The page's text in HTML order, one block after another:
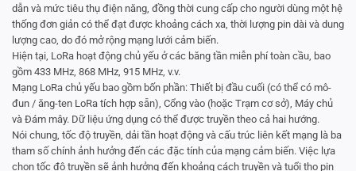
dẫn và mức tiêu thụ điện năng, đồng thời cung cấp cho người dùng một hệ
thống đơn giản có thể đạt được khoảng cách xa, thời lượng pin dài và dung
lượng cao, do đó mở rộng mạng lưới cảm biến.
Hiện tại, LoRa hoạt động chủ yếu ở các băng tần miễn phí toàn cầu, bao
gồm 433 MHz, 868 MHz, 915 MHz, v.v.
Mạng LoRa chủ yếu bao gồm bốn phần: Thiết bị đầu cuối (có thể có mô-
đun / ăng-ten LoRa tích hợp sẵn), Cổng vào (hoặc Trạm cơ sở), Máy chủ
và Đám mây. Dữ liệu ứng dụng có thể được truyền theo cả hai hướng.
Nói chung, tốc độ truyền, dải tần hoạt động và cấu trúc liên kết mạng là ba
tham số chính ảnh hưởng đến các đặc tính của mạng cảm biến. Việc lựa
chọn tốc độ truyền sẽ ảnh hưởng đến khoảng cách truyền và tuổi thọ pin